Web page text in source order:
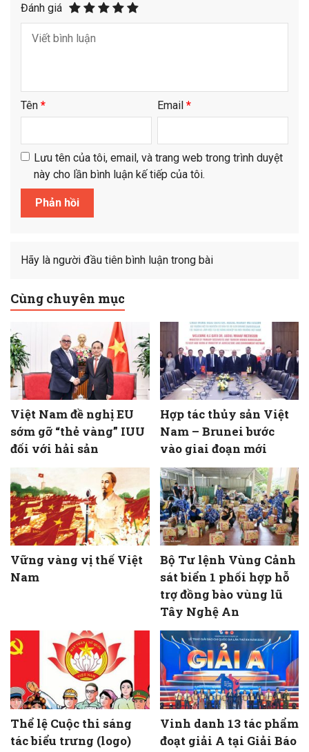
Đánh giá
Tên * Email *
Lưu tên của tôi, email, và trang web trong trình duyệt
này cho lần bình luận kế tiếp của tôi.
Hãy là người đầu tiên bình luận trong bài
Cùng chuyên mục
Việt Nam đề nghị EU
sớm gỡ “thẻ vàng” IUU
đối với hải sản
Hợp tác thủy sản Việt
Nam – Brunei bước
vào giai đoạn mới
Vững vàng vị thế Việt
Nam
Bộ Tư lệnh Vùng Cảnh
sát biển 1 phối hợp hỗ
trợ đồng bào vùng lũ
Tây Nghệ An
Thể lệ Cuộc thi sáng
tác biểu trưng (logo)
Vinh danh 13 tác phẩm
đoạt giải A tại Giải Báo